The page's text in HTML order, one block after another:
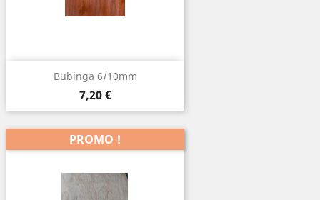
Bubinga 6/10mm
Prix
7,20 €
PROMO !